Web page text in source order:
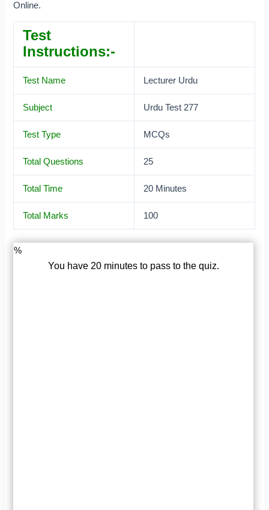
Online.
Test
Instructions:-
Test Name Lecturer Urdu
Subject Urdu Test 277
Test Type MCQs
Total Questions 25
Total Time 20 Minutes
Total Marks 100
%
You have 20 minutes to pass to the quiz.